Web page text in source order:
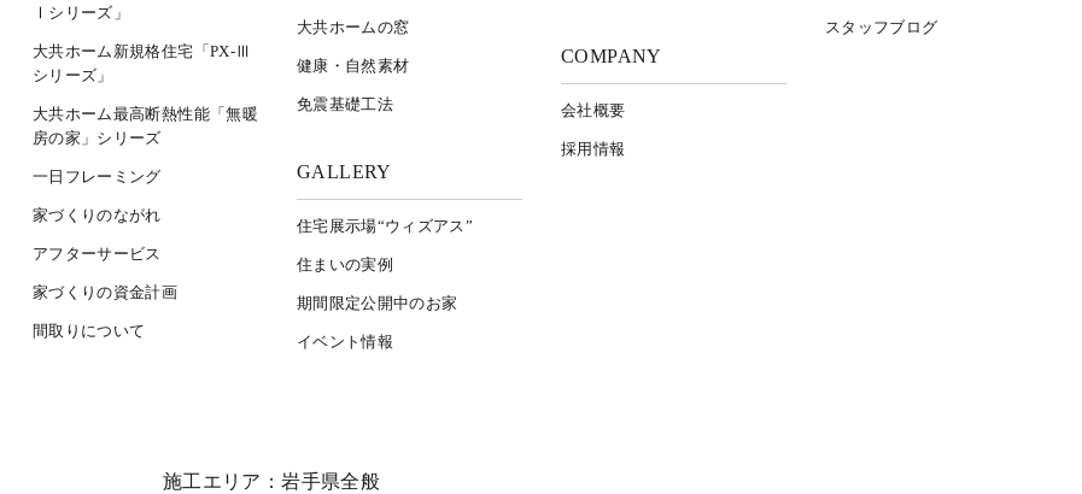
Ⅰシリーズ」
大共ホーム新規格住宅「PX-Ⅲ
シリーズ」
大共ホーム最高断熱性能「無暖
房の家」シリーズ
一日フレーミング
家づくりのながれ
アフターサービス
家づくりの資金計画
間取りについて
大共ホームの窓
健康・自然素材
免震基礎工法
GALLERY
住宅展示場“ウィズアス”
住まいの実例
期間限定公開中のお家
イベント情報
COMPANY
会社概要
採用情報
スタッフブログ
施工エリア：岩手県全般